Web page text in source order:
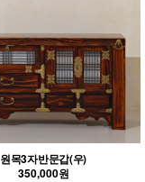
원목3자반문갑(우)
350,000원